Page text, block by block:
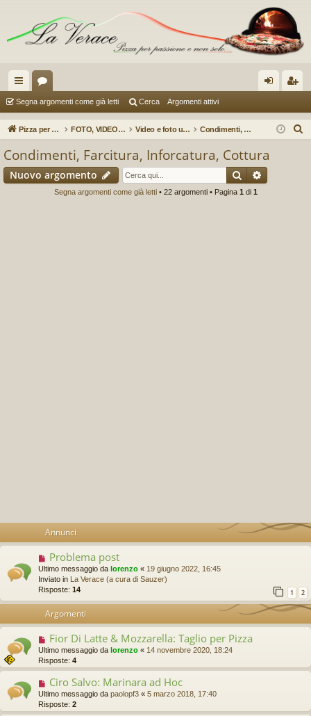
oll
eg
en
or
u in riv
Segna argomenti come già letti Cerca Argomenti attivi
Pizza per passione enon solo... FOTO, VIDEO, REPORTAGES E RECENSIONI (a cura di Pere153) Video e foto utili (selezione a cura di Pere153) Condimenti, Farcitura, Inforcatura, Cottura
Condimenti, Farcitura, Inforcatura, Cottura
Nuovo argomento Cerca
Segna argomenti come già letti• 22 argomenti • Pagina 1 di 1
Annunci
Problema post
Ultimo messaggio da lorenzo « 19 giugno 2022, 16:45
Inviato in La Verace (a cura di Sauzer)
Risposte: 14 1 2
Argomenti
Fior Di Latte & Mozzarella: Taglio per Pizza
Ultimo messaggio da lorenzo « 14 novembre 2020, 18:24
Risposte: 4
Ciro Salvo: Marinara ad Hoc
Ultimo messaggio da paolopf3 « 5 marzo 2018, 17:40
Risposte: 2